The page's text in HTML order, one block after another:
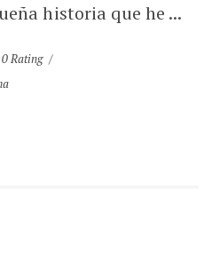
historia que he ...
0 Rating